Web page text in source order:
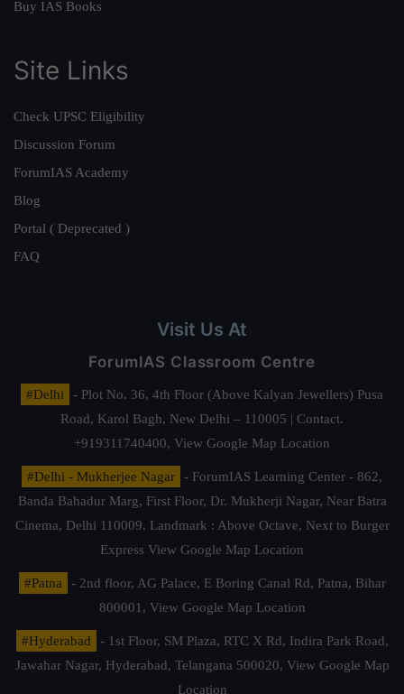
Buy IAS Books
Site Links
Check UPSC Eligibility
Discussion Forum
ForumIAS Academy
Blog
Portal ( Deprecated )
FAQ
Visit Us At
ForumIAS Classroom Centre
#Delhi
- Plot No. 36, 4th Floor (Above Kalyan Jewellers) Pusa
Road, Karol Bagh, New Delhi – 110005 | Contact.
+919311740400, View Google Map Location
#Delhi - Mukherjee Nagar
- ForumIAS Learning Center - 862,
Banda Bahadur Marg, First Floor, Dr. Mukherji Nagar, Near Batra
Cinema, Delhi 110009. Landmark : Above Octave, Next to Burger
Express View Google Map Location
#Patna
- 2nd floor, AG Palace, E Boring Canal Rd, Patna, Bihar
800001, View Google Map Location
#Hyderabad
- 1st Floor, SM Plaza, RTC X Rd, Indira Park Road,
Jawahar Nagar, Hyderabad, Telangana 500020, View Google Map
Location